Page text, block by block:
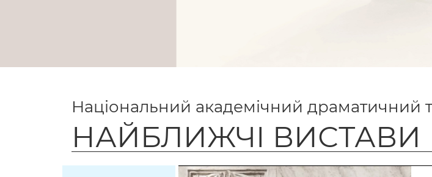
Національний академічний драматичний
НАЙБЛИЖЧІ ВИСТАВИ